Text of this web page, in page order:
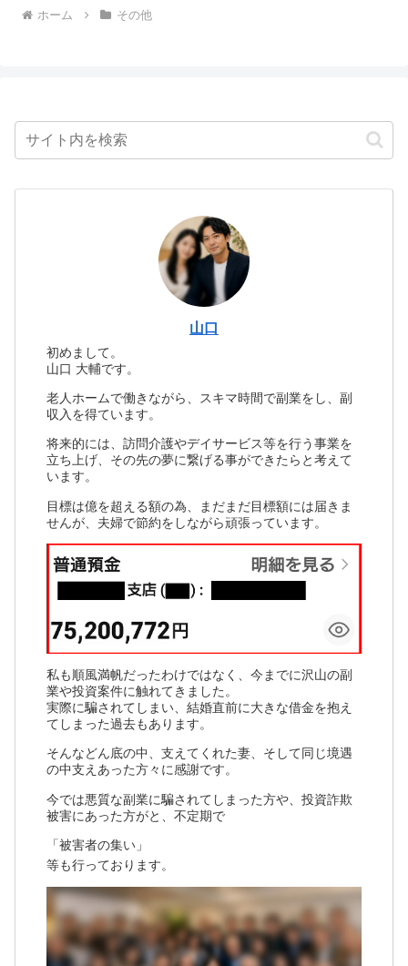
ホーム その他
山口
初めまして。
山口 大輔です。
老人ホームで働きながら、スキマ時間で副業をし、副
収入を得ています。
将来的には、訪問介護やデイサービス等を行う事業を
立ち上げ、その先の夢に繋げる事ができたらと考えて
います。
目標は億を超える額の為、まだまだ目標額には届きま
せんが、夫婦で節約をしながら頑張っています。
私も順風満帆だったわけではなく、今までに沢山の副
業や投資案件に触れてきました。
実際に騙されてしまい、結婚直前に大きな借金を抱え
てしまった過去もあります。
そんなどん底の中、支えてくれた妻、そして同じ境遇
の中支えあった方々に感謝です。
今では悪質な副業に騙されてしまった方や、投資詐欺
被害にあった方がと、不定期で
「被害者の集い」
等も行っております。